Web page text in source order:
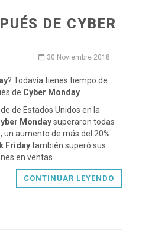
DE CYBER
30 Noviembre 2018
? Todavía tienes tiempo de
de Cyber Monday
de Estados Unidos en la
Mondaysuperaron todas
un aumento de más del 20%
Fridaytambién superó sus
en ventas.
CONTINUAR LEYENDO